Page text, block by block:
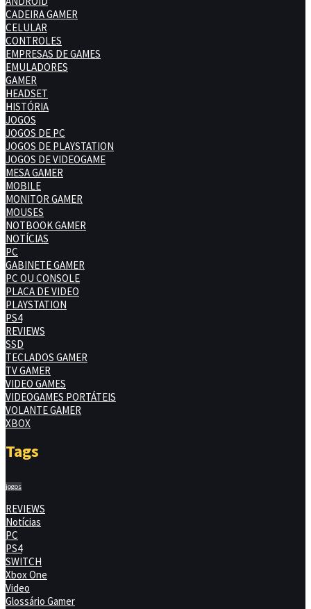
CADEIRA GAMER
CELULAR
CONTROLES
EMPRESAS DE GAMES
EMULADORES
GAMER
HEADSET
HISTÓRIA
JOGOS
JOGOS DE PC
JOGOS DE PLAYSTATION
JOGOS DE VIDEOGAME
MESA GAMER
MOBILE
MONITOR GAMER
MOUSES
NOTBOOK GAMER
NOTÍCIAS
PC
GABINETE GAMER
PC OU CONSOLE
PLACA DE VIDEO
PLAYSTATION
PS4
REVIEWS
SSD
TECLADOS GAMER
TV GAMER
VIDEO GAMES
VIDEOGAMES PORTÁTEIS
VOLANTE GAMER
XBOX
Tags
jogos
REVIEWS
Notícias
PC
PS4
SWITCH
Xbox One
Video
Glossário Gamer